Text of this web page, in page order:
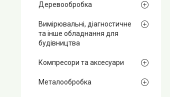
Деревообробка
Вимірювальні, діагностичне
та інше обладнання для
будівництва
Компресори та аксесуари
Металообробка